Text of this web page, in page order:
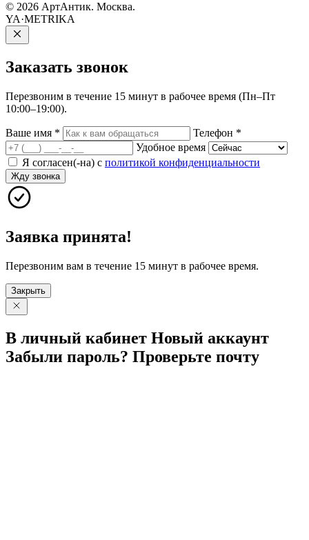
© 2026 АртАнтик. Москва.
YA·METRIKA
Заказать звонок
Перезвоним в течение 15 минут в рабочее время (Пн–Пт
10:00–19:00).
Ваше имя * Телефон *
Удобное время
Я согласен(-на) с политикой конфиденциальности
Жду звонка
Заявка принята!
Перезвоним вам в течение 15 минут в рабочее время.
Закрыть
В личный кабинет Новый аккаунт
Забыли пароль? Проверьте почту